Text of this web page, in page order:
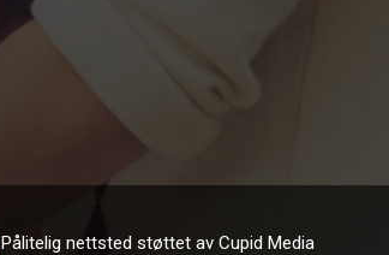
Pålitelig nettsted støttet av Cupid Media